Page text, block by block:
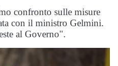
confronto sulle misure
con il ministro Gelmini.
al Governo".